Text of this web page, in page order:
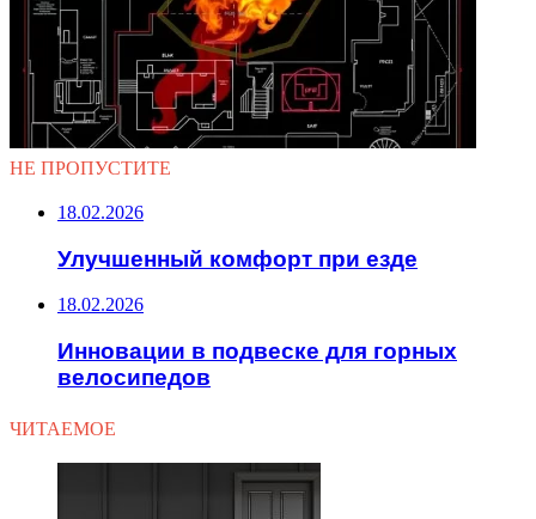
НЕ ПРОПУСТИТЕ
18.02.2026
Улучшенный комфорт при езде
18.02.2026
Инновации в подвеске для горных
велосипедов
ЧИТАЕМОЕ